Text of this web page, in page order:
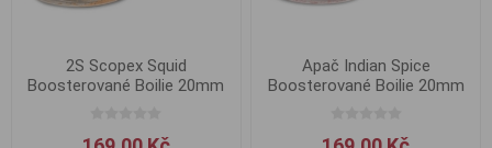
2S Scopex Squid
Boosterované Boilie 20mm
Apač Indian Spice
Boosterované Boilie 20mm